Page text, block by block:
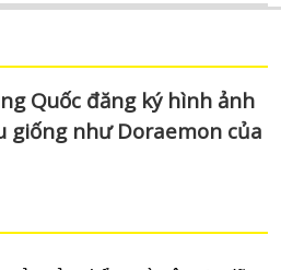
Quốc đăng ký hình ảnh
giống như Doraemon của